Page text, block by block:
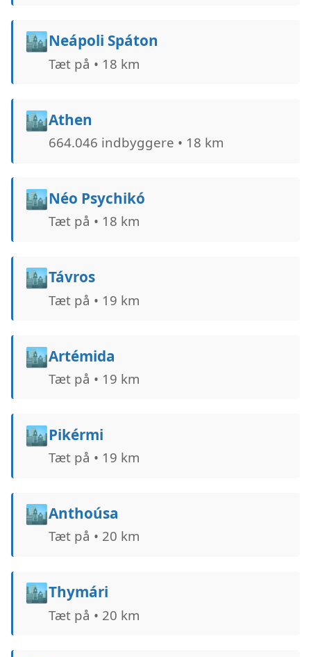
🏙️Neápoli Spáton
Tæt på • 18 km
🏙️Athen
664.046 indbyggere • 18 km
🏙️Néo Psychikó
Tæt på • 18 km
🏙️Távros
Tæt på • 19 km
🏙️Artémida
Tæt på • 19 km
🏙️Pikérmi
Tæt på • 19 km
🏙️Anthoúsa
Tæt på • 20 km
🏙️Thymári
Tæt på • 20 km